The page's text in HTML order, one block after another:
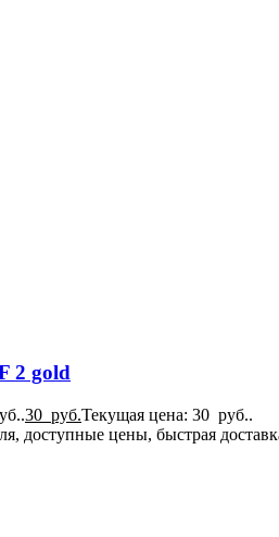
2 gold
30 руб.Текущая цена: 30 руб..
доступные цены, быстрая